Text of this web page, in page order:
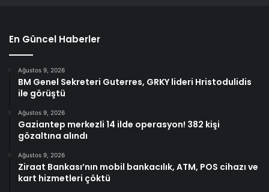
En Güncel Haberler
Ağustos 9, 2026
BM Genel Sekreteri Guterres, GRKY lideri Hristodulidis
ile görüştü
Ağustos 9, 2026
Gaziantep merkezli 14 ilde operasyon! 382 kişi
gözaltına alındı
Ağustos 9, 2026
Ziraat Bankası’nın mobil bankacılık, ATM, POS cihazı ve
kart hizmetleri çöktü